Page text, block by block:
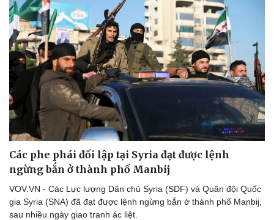
Thể thao
Bóng đá
Lịch thi đấu bóng đá
Thế giới thể thao
Hậu trường
Ô tô
Xe máy
Tư vấn
Các phe phái đối lập tại Syria đạt được lệnh
ngừng bắn ở thành phố Manbij
VOV.VN - Các Lực lượng Dân chủ Syria (SDF) và Quân đội Quốc
gia Syria (SNA) đã đạt được lệnh ngừng bắn ở thành phố Manbij,
sau nhiều ngày giao tranh ác liệt.